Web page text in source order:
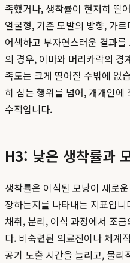
족했거나, 생착률이 현저히 떨
얼굴형, 기존 모발의 방향, 가
어색하고 부자연스러운 결과
의 경우, 이마와 머리카락의
족도는 크게 떨어질 수밖에 없
히 심는 행위를 넘어, 개개인에
수적입니다.
H3: 낮은 생착률과
생착률은 이식된 모낭이 새로
장하는지를 나타내는 지표입
채취, 분리, 이식 과정에서 조
다. 비숙련된 의료진이나 체계
공기 노출 시간을 늘리고, 물리